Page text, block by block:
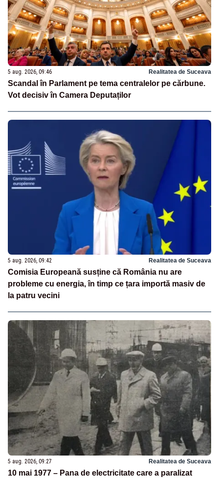
5 aug. 2026, 09:46 Realitatea de Suceava
Scandal în Parlament pe tema centralelor pe cărbune.
Vot decisiv în Camera Deputaților
5 aug. 2026, 09:42 Realitatea de Suceava
Comisia Europeană susține că România nu are
probleme cu energia, în timp ce țara importă masiv de
la patru vecini
5 aug. 2026, 09:27 Realitatea de Suceava
10 mai 1977 – Pana de electricitate care a paralizat